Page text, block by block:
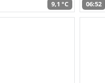
9,1 °C 06:52